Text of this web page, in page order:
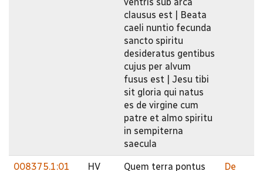
clausus est | Beata
caeli nuntio fecunda
sancto spiritu
desideratus gentibus
cujus per alvum
fusus est | Jesu tibi
sit gloria qui natus
es de virgine cum
patre et almo spiritu
in sempiterna
saecula
008375.1:01 HV
Quem terra pontus
De